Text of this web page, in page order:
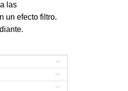
las
un efecto filtro.